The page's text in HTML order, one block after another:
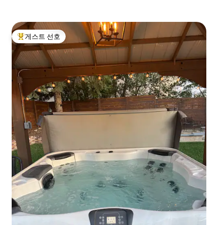
상위 게스트 선호
게스트 선호